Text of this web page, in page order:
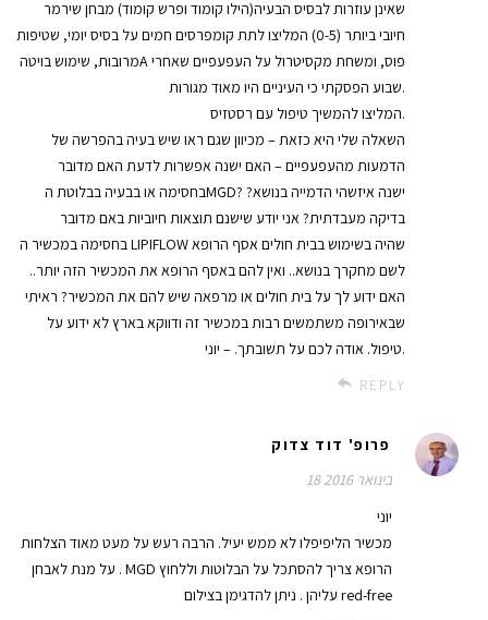
שאינן עוזרות לבסיס הבעיה(הילו קומוד ופרש קומוד) מבחן שירמר
חיובי ביותר (0-5) המליצו לתת קומפרסים חמים על בסיס יומי, שטיפות
מרובות, שימוש בויטהA פוס, ומשחת מקסיטרול על העפעפיים שאחרי
שבוע הפסקתי כי העיניים היו מאוד מגורות.
המליצו להמשיך טיפול עם רסטזיס.
השאלה שלי היא כזאת – מכיוון שגם ראו שיש בעיה בהפרשה של
הדמעות מהעפעפיים – האם ישנה אפשרות לדעת האם מדובר
בחסימה או בבעיה בבלוטת הMGD? ישנה איזשהי הדמייה בנושא?
בדיקה מעבדתית? אני יודע שישנם תוצאות חיוביות באם מדובר
בחסימה במכשיר ה LIPIFLOW שהיה בשימוש בבית חולים אסף הרופא
לשם מחקרך בנושא.. ואין להם באסף הרופא את המכשיר הזה יותר..
האם ידוע לך על בית חולים או מרפאה שיש להם את המכשיר? ראיתי
שבאירופה משתמשים רבות במכשיר זה ודווקא בארץ לא ידוע על
טיפול. אודה לכם על תשובתך. – יוני.
REPLY
פרופ' דוד צדוק
18 בינואר 2016
יוני
מכשיר הליפיפלו לא ממש יעיל. הרבה רעש על מעט מאוד הצלחות
. על מנת לאבחן MGD הרופא צריך להסתכל על הבלוטות וללחוץ
עליהן . ניתן להדגימן בצילום red-free